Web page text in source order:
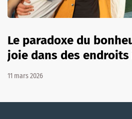
Le paradoxe du
joie dans des
11 mars 2026